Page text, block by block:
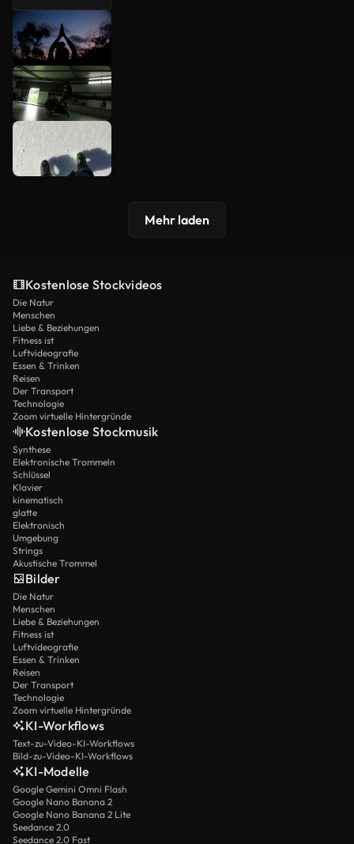
Mehr laden
Kostenlose Stockvideos
Die Natur
Menschen
Liebe & Beziehungen
Fitness ist
Luftvideografie
Essen & Trinken
Reisen
Der Transport
Technologie
Zoom virtuelle Hintergründe
Kostenlose Stockmusik
Synthese
Elektronische Trommeln
Schlüssel
Klavier
kinematisch
glatte
Elektronisch
Umgebung
Strings
Akustische Trommel
Bilder
Die Natur
Menschen
Liebe & Beziehungen
Fitness ist
Luftvideografie
Essen & Trinken
Reisen
Der Transport
Technologie
Zoom virtuelle Hintergründe
KI-Workflows
Text-zu-Video-KI-Workflows
Bild-zu-Video-KI-Workflows
KI-Modelle
Google Gemini Omni Flash
Google Nano Banana 2
Google Nano Banana 2 Lite
Seedance 2.0
Seedance 2.0 Fast